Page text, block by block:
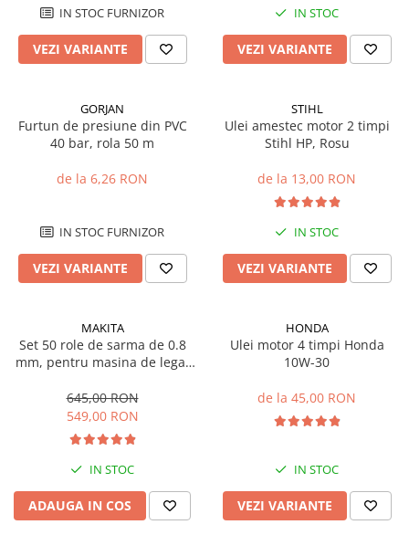
multifunctionale
Tocatoare de crengi si resturi
vegetale
Accesorii utilaje de gradina
Articole de bucatarie
Aparate de vidat
Masini de framantat aluat
Masini de taitei
Masini de tocat carne
Razatoare branzeturi
Storcatoare de rosii
Accesorii articole de bucatarie
Gradina & Terasa
Mobilier gradina
Depozitare gradina
Gratare si accesorii
Piscine
Echipamente curatenie
IN STOC FURNIZOR
VEZI VARIANTE
IN STOC
VEZI VARIANTE
GORJAN
Furtun de presiune din PVC
40 bar, rola 50 m
de la 6,26 RON
IN STOC FURNIZOR
VEZI VARIANTE
STIHL
Ulei amestec motor 2 timpi
Stihl HP, Rosu
de la 13,00 RON
IN STOC
VEZI VARIANTE
MAKITA
Set 50 role de sarma de 0.8
mm, pentru masina de legat
645,00 RON
549,00 RON
IN STOC
ADAUGA IN COS
HONDA
Ulei motor 4 timpi Honda
10W-30
de la 45,00 RON
IN STOC
VEZI VARIANTE